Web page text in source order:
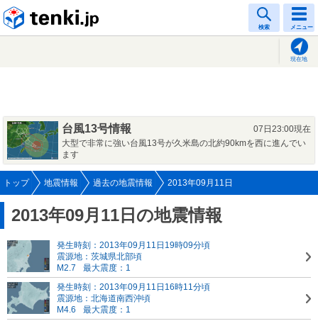
検索 メニュー
現在地
台風13号情報
07日23:00現在
大型で非常に強い台風13号が久米島の北約90kmを西に進んでい
ます
トップ 地震情報 過去の地震情報 2013年09月11日
2013年09月11日の地震情報
発生時刻：2013年09月11日19時09分頃
震源地：茨城県北部頃
M2.7
最大震度：1
発生時刻：2013年09月11日16時11分頃
震源地：北海道南西沖頃
M4.6
最大震度：1